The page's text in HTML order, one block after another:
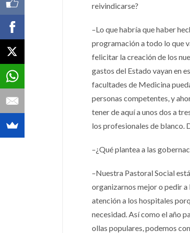
reivindicarse?
–Lo que habría que haber
programación a todo lo que
felicitar la creación de los
gastos del Estado vayan en
facultades de Medicina
personas competentes, y
tener de aquí a unos dos a
los profesionales de blanco.
–¿Qué plantea a las
–Nuestra Pastoral Social
organizarnos mejor o pedir
atención a los hospitales
necesidad. Así como el año
ollas populares, podemos